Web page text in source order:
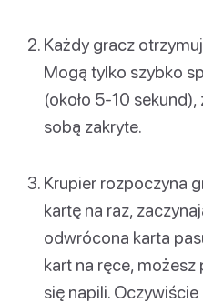
Każdy gracz
Mogą tylko szybko
(około 5-10
sobą zakryte.
Krupier rozpoczyna
kartę na raz,
odwrócona karta
kart na ręce,
się napili.